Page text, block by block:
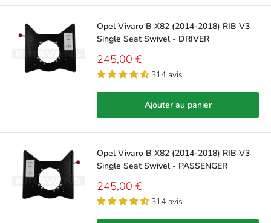
Opel Vivaro B X82 (2014-2018) RIB V3
Single Seat Swivel - DRIVER
Prix
réduit
245,00 €
314 avis
Ajouter au panier
Opel Vivaro B X82 (2014-2018) RIB V3
Single Seat Swivel - PASSENGER
Prix
réduit
245,00 €
314 avis